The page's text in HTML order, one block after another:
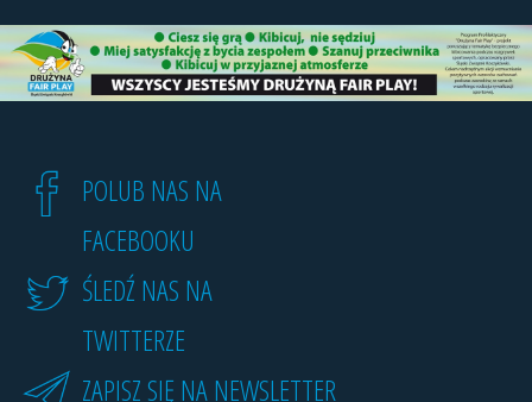
POLUB NAS NA
FACEBOOKU
ŚLEDŹ NAS NA
TWITTERZE
ZAPISZ SIĘ NA NEWSLETTER